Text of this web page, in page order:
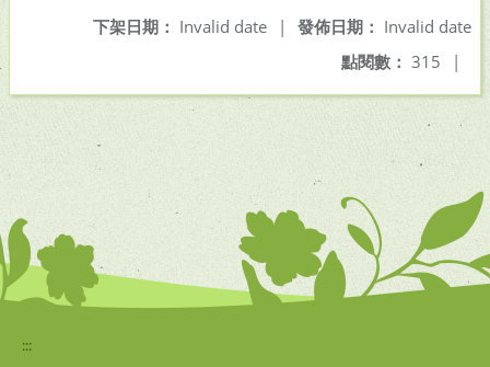
發佈日期： Invalid date
下架日期： Invalid date
|
點閱數： 315 |
:::